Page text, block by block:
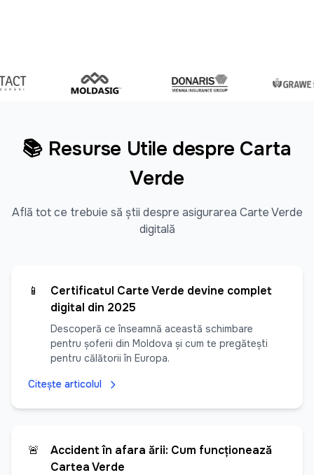
📚 Resurse Utile despre Carta
Verde
Află tot ce trebuie să știi despre asigurarea Carte Verde
digitală
📱
Certificatul Carte Verde devine complet
digital din 2025
Descoperă ce înseamnă această schimbare
pentru șoferii din Moldova și cum te pregătești
pentru călătorii în Europa.
Citește articolul
🚨
Accident în afara țării: Cum funcționează
Cartea Verde